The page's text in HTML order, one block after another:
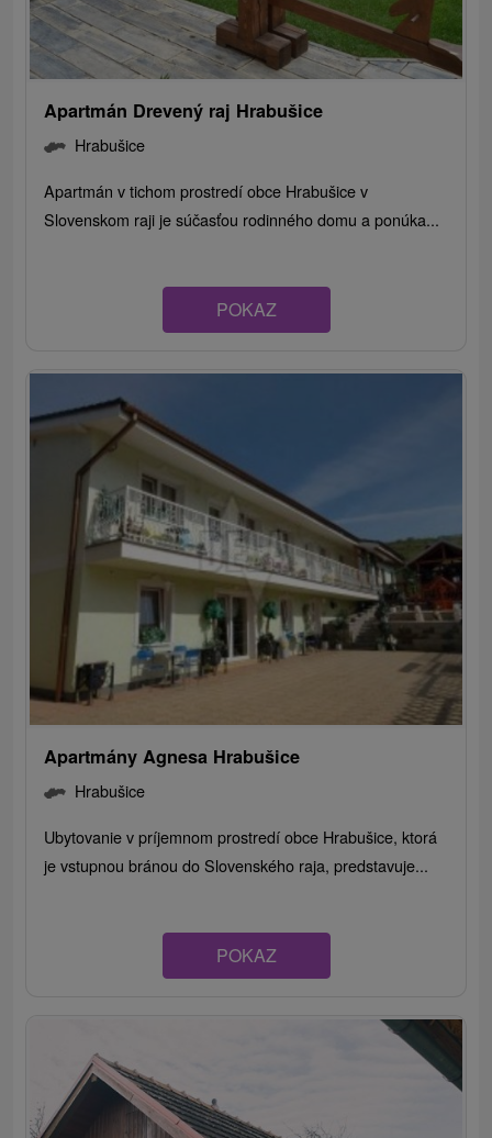
Apartmán Drevený raj Hrabušice
Hrabušice
Apartmán v tichom prostredí obce Hrabušice v
Slovenskom raji je súčasťou rodinného domu a ponúka...
POKAZ
Apartmány Agnesa Hrabušice
Hrabušice
Ubytovanie v príjemnom prostredí obce Hrabušice, ktorá
je vstupnou bránou do Slovenského raja, predstavuje...
POKAZ